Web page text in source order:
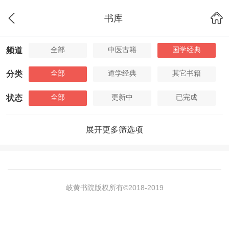
书库
频道 全部 中医古籍 国学经典
分类 全部 道学经典 其它书籍
状态 全部 更新中 已完成
展开更多筛选项
岐黄书院版权所有©2018-2019